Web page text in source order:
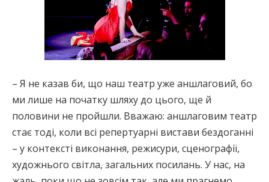
– Я не казав би, що наш театр уже аншлаговий, бо
ми лише на початку шляху до цього, ще й
половини не пройшли. Вважаю: аншлаговим театр
стає тоді, коли всі репертуарні вистави бездоганні
– у контексті виконання, режисури, сценографії,
художнього світла, загальних посилань. У нас, на